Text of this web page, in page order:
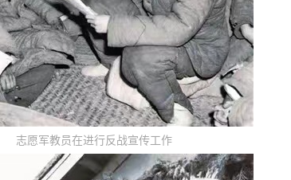
志愿军教员在进行反战宣传工作